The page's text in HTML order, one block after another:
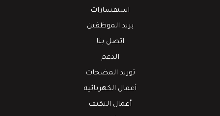
استفسارات
بريد الموظفين
اتصل بنا
الدعم
توريد المضخات
أعمال الكهربائيه
أعمال التكيف